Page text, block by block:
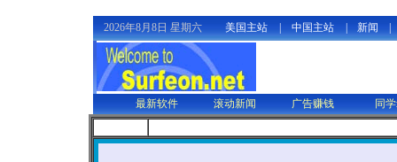
2026年8月8日 星期六 美国主站 中国主站 新闻
最新软件 滚动新闻 广告赚钱 同